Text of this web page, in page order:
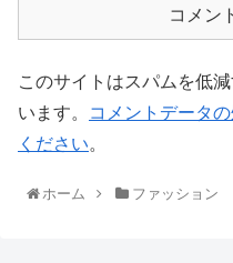
コメン
このサイトはスパムを低
います。
コメントデータ
ください。
ホーム ファッション